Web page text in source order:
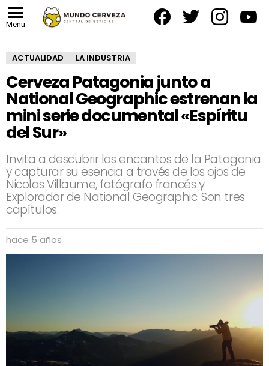
Menu
ACTUALIDAD LA INDUSTRIA
Cerveza Patagonia junto a
National Geographic estrenan la
mini serie documental «Espíritu
del Sur»
Invita a descubrir los encantos de la Patagonia
y capturar su esencia a través de los ojos de
Nicolas Villaume, fotógrafo francés y
Explorador de National Geographic. Son tres
capítulos.
hace 5 años